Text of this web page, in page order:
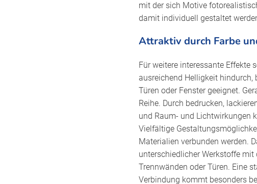
mit der sich Motive
damit individuell gestaltet
Attraktiv durch Farbe
Für weitere interessante Effekte
ausreichend Helligkeit
Türen oder Fenster geeignet.
Reihe. Durch bedrucken,
und Raum- und Lichtwirkungen
Vielfältige
Materialien verbunden werden.
unterschiedlicher Werkstoffe
Trennwänden oder Türen. Eine
Verbindung kommt besonders